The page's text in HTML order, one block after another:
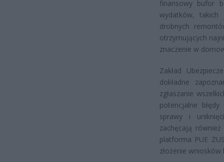
finansowy bufor
wydatków, takich
drobnych
otrzymujących
znaczenie w
Zakład
dokładne
zgłaszanie
potencjalne
sprawy i
zachęcają
platforma PUE
złożenie